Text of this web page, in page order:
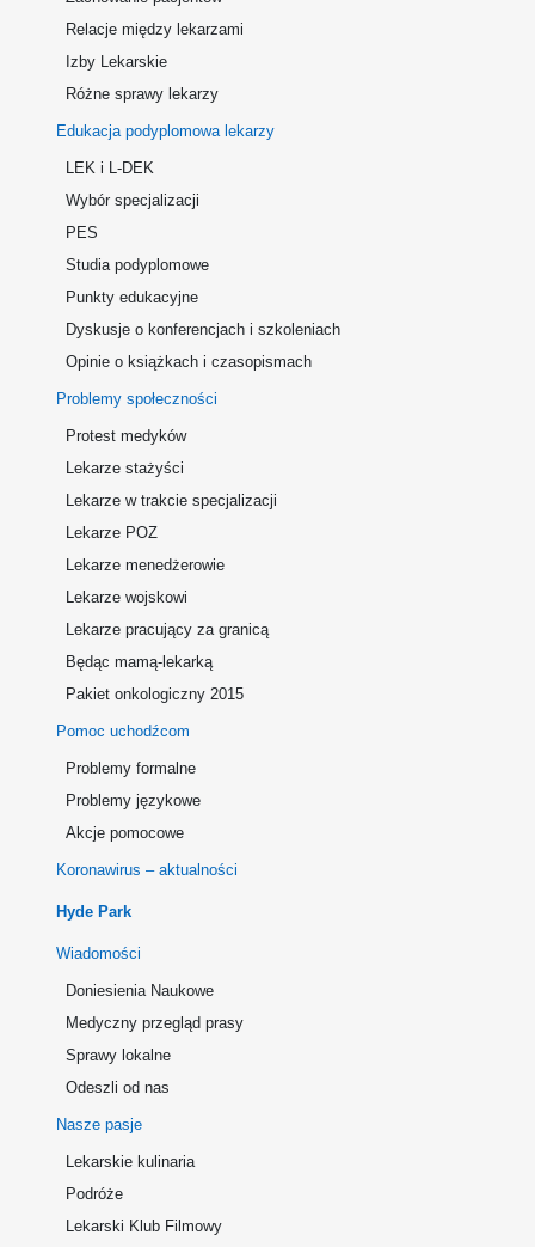
Relacje między lekarzami
Izby Lekarskie
Różne sprawy lekarzy
Edukacja podyplomowa lekarzy
LEK i L-DEK
Wybór specjalizacji
PES
Studia podyplomowe
Punkty edukacyjne
Dyskusje o konferencjach i szkoleniach
Opinie o książkach i czasopismach
Problemy społeczności
Protest medyków
Lekarze stażyści
Lekarze w trakcie specjalizacji
Lekarze POZ
Lekarze menedżerowie
Lekarze wojskowi
Lekarze pracujący za granicą
Będąc mamą-lekarką
Pakiet onkologiczny 2015
Pomoc uchodźcom
Problemy formalne
Problemy językowe
Akcje pomocowe
Koronawirus – aktualności
Hyde Park
Wiadomości
Doniesienia Naukowe
Medyczny przegląd prasy
Sprawy lokalne
Odeszli od nas
Nasze pasje
Lekarskie kulinaria
Podróże
Lekarski Klub Filmowy